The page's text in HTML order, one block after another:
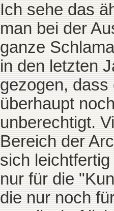
Ich sehe das
man bei der
ganze
in den letzten
gezogen,
überhaupt
unberechtigt.
Bereich der
sich
nur für die
die nur noch